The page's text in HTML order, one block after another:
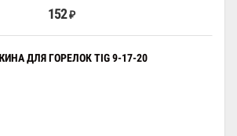
152 ₽
ДЛЯ ГОРЕЛОК TIG 9-17-20